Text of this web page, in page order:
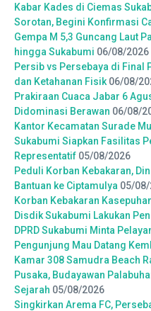
Kabar Kades di Ciemas
Sorotan, Begini Konfirmasi
Gempa M 5,3 Guncang Laut
hingga Sukabumi 06/08/2026
Persib vs Persebaya di Final
dan Ketahanan Fisik 06/08/
Prakiraan Cuaca Jabar 6
Didominasi Berawan 06/08/
Kantor Kecamatan Surade
Sukabumi Siapkan Fasilitas
Representatif 05/08/2026
Peduli Korban Kebakaran,
Bantuan ke Ciptamulya 05/
Korban Kebakaran
Disdik Sukabumi Lakukan
DPRD Sukabumi Minta
Pengunjung Mau Datang
Kamar 308 Samudra Beach
Pusaka, Budayawan
Sejarah 05/08/2026
Singkirkan Arema FC,